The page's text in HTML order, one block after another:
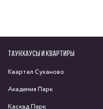
ТАУНХАУСЫ И КВАРТИРЫ
Квартал Суханово
Академия Парк
Каскад Парк